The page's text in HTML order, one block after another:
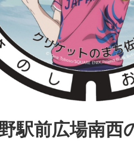
駅前広場南西